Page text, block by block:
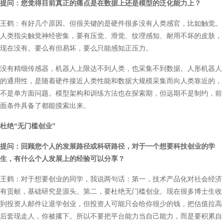
提问：您觉得目前真正的痛点是在数据上还是模型的泛化能力上？
王鹤：有好几个原因。但很关键的是硬件很多没有人类感官，比如触觉。
人类指尖触觉神经密集，要有压觉、滑觉、纹理感知、耐用不坏的皮肤，
现在没有。要么有但易坏，要么只能感知正压力。
没有精细传感器，机器人上限达不到人类，也采集不到数据。人形机器人
的通用性，是随着硬件接近人类性能和数据大规模采集而向人类靠近的，
不是单方面问题。模型架构和训练方法也在探索期，但远期不是制约，前
面条件具备了都能摸索出来。
杜绝“无门槛创业”
提问：回顾您个人的发展路径或科研路径，对于一个想要科技创业的学
生，有什么个人发展上的经验可以分享？
王鹤：对于想要创业的同学，我说两句话：第一，技术产品化对社会经济
有贡献，基础研究是源头。第二，要杜绝无门槛创业。现在很多博士生收
到投资人邮件让退学创业，但投资人可能只会给你很少的钱，把估值拉高
后套现走人，你被撂下。所以不要把平台能力当自己能力，而是要积累自